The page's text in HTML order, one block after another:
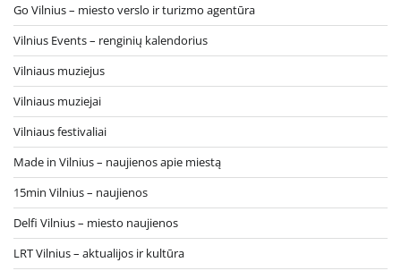
Go Vilnius – miesto verslo ir turizmo agentūra
Vilnius Events – renginių kalendorius
Vilniaus muziejus
Vilniaus muziejai
Vilniaus festivaliai
Made in Vilnius – naujienos apie miestą
15min Vilnius – naujienos
Delfi Vilnius – miesto naujienos
LRT Vilnius – aktualijos ir kultūra